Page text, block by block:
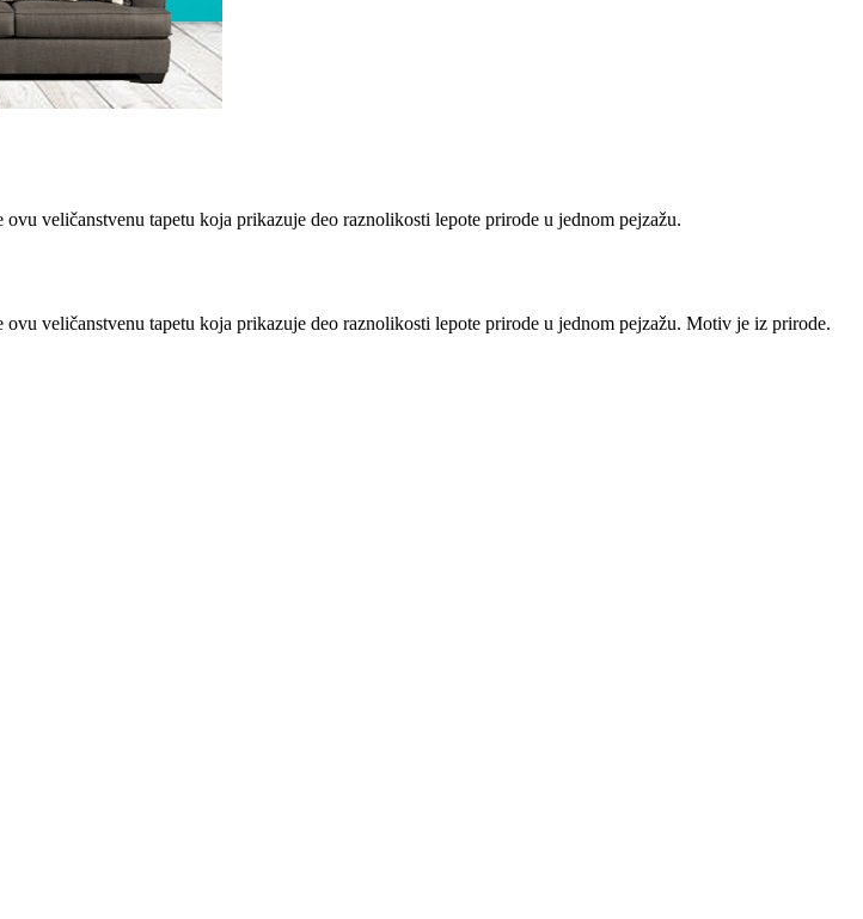
veličanstvenu tapetu koja prikazuje deo raznolikosti lepote prirode u jednom pejzažu.
veličanstvenu tapetu koja prikazuje deo raznolikosti lepote prirode u jednom pejzažu. Motiv je iz prirode.